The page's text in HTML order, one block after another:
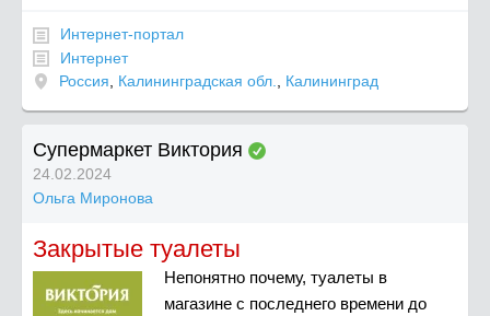
Интернет-портал
Интернет
Россия
Калининградская обл. Калининград
Супермаркет Виктория
24.02.2024
Ольга Миронова
Закрытые туалеты
Непонятно почему, туалеты в
магазине с последнего времени до